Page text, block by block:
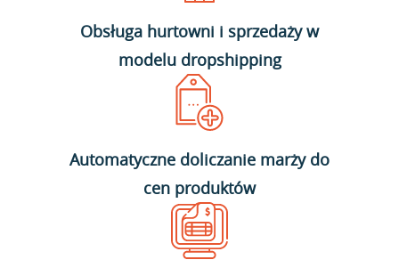
Obsługa hurtowni i sprzedaży w
modelu dropshipping
Automatyczne doliczanie marży do
cen produktów